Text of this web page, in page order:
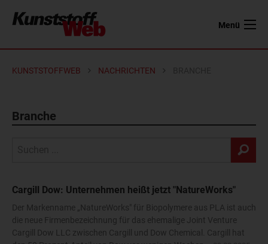
Menü
KUNSTSTOFFWEB NACHRICHTEN
Branche
Cargill Dow: Unternehmen heißt jetzt "NatureWorks"
Der Markenname „NatureWorks" für Biopolymere aus PLA ist auch
die neue Firmenbezeichnung für das ehemalige Joint Venture
Cargill Dow LLC zwischen Cargill und Dow Chemical. Cargill hat